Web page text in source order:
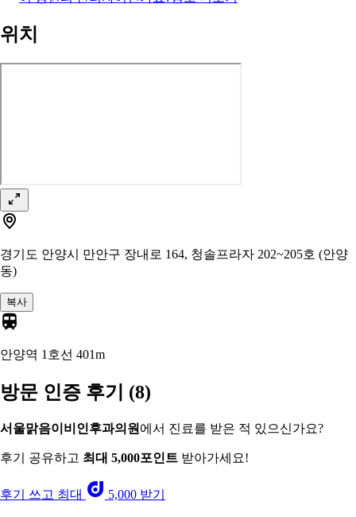
위치
경기도 안양시 만안구 장내로 164, 청솔프라자 202~205호 (안양
동)
복사
안양역 1호선 401m
방문 인증 후기 (8)
서울맑음이비인후과의원 에서 진료를 받은 적 있으신가요?
후기 공유하고 최대 5,000포인트 받아가세요!
후기 쓰고 최대 5,000 받기